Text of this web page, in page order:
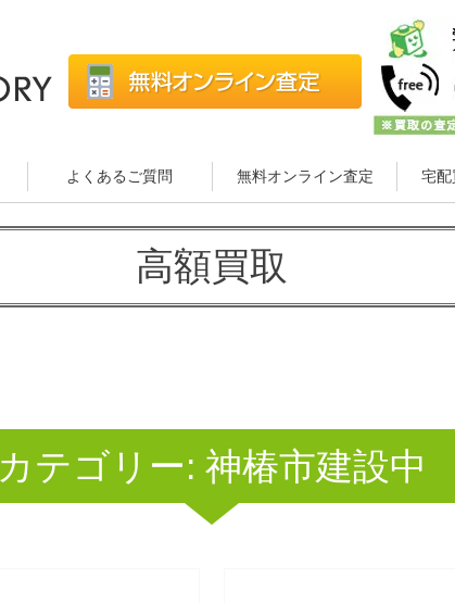
よくあるご質問 無料オンライン査定 宅配
高額買取
カテゴリー: 神椿市建設中